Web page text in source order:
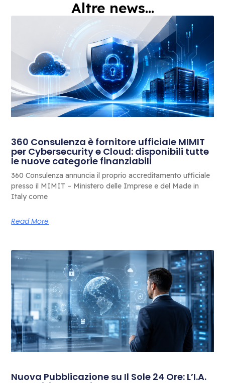
Altre news...
360 Consulenza è fornitore ufficiale MIMIT
per Cybersecurity e Cloud: disponibili tutte
le nuove categorie finanziabili
360 Consulenza annuncia il proprio accreditamento ufficiale
presso il MIMIT – Ministero delle Imprese e del Made in
Italy come
Read More
Nuova Pubblicazione su Il Sole 24 Ore: L’I.A.